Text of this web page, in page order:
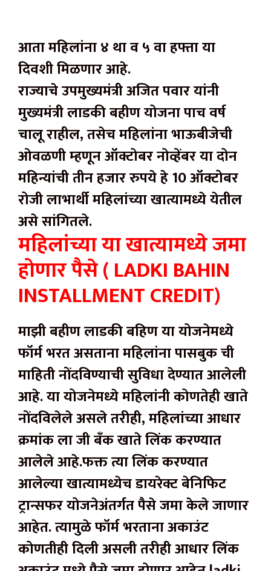
आता महिलांना ४ था व ५ वा हफ्ता या
दिवशी मिळणार आहे.
राज्याचे उपमुख्यमंत्री अजित पवार यांनी
मुख्यमंत्री लाडकी बहीण योजना पाच वर्ष
चालू राहील, तसेच महिलांना भाऊबीजेची
ओवळणी म्हणून ऑक्टोबर नोव्हेंबर या दोन
महिन्यांची तीन हजार रुपये हे 10 ऑक्टोबर
रोजी लाभार्थी महिलांच्या खात्यामध्ये येतील
असे सांगितले.
महिलांच्या या खात्यामध्ये जमा
होणार पैसे ( LADKI BAHIN
INSTALLMENT CREDIT)
माझी बहीण लाडकी बहिण या योजनेमध्ये
फॉर्म भरत असताना महिलांना पासबुक ची
माहिती नोंदविण्याची सुविधा देण्यात आलेली
आहे. या योजनेमध्ये महिलांनी कोणतेही खाते
नोंदविलेले असले तरीही, महिलांच्या आधार
क्रमांक ला जी बँक खाते लिंक करण्यात
आलेले आहे.फक्त त्या लिंक करण्यात
आलेल्या खात्यामध्येच डायरेक्ट बेनिफिट
ट्रान्सफर योजनेअंतर्गत पैसे जमा केले जाणार
आहेत. त्यामुळे फॉर्म भरताना अकाउंट
कोणतीही दिली असली तरीही आधार लिंक